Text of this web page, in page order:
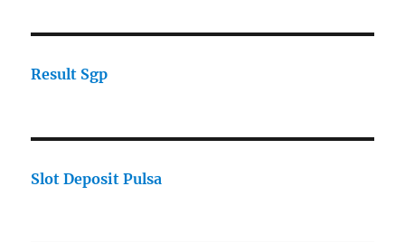
Result Sgp
Slot Deposit Pulsa